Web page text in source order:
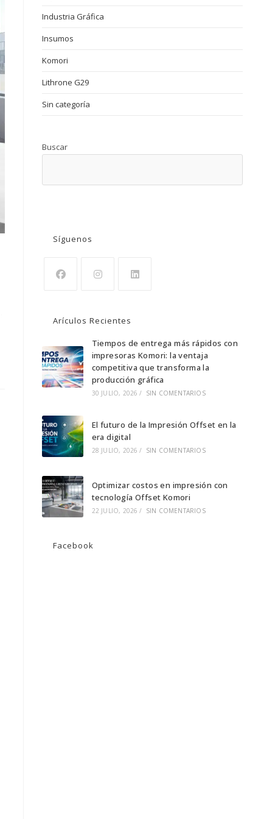
Industria Gráfica
Insumos
Komori
Lithrone G29
Sin categoría
Buscar
Síguenos
una
nueva
pestaña
una
nueva
pestaña
una
nueva
pestaña
Arículos Recientes
Tiempos de entrega más rápidos con
impresoras Komori: la ventaja
competitiva que transforma la
producción gráfica
30 JULIO, 2026 / SIN COMENTARIOS
El futuro de la Impresión Offset en la
era digital
28 JULIO, 2026 / SIN COMENTARIOS
Optimizar costos en impresión con
tecnología Offset Komori
22 JULIO, 2026 / SIN COMENTARIOS
Facebook